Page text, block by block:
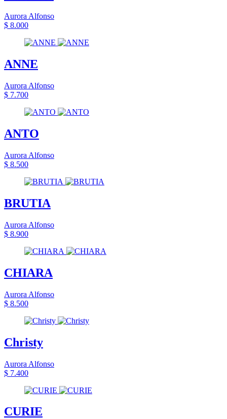
Aurora Alfonso
$ 8.000
ANNE
Aurora Alfonso
$ 7.700
ANTO
Aurora Alfonso
$ 8.500
BRUTIA
Aurora Alfonso
$ 8.900
CHIARA
Aurora Alfonso
$ 8.500
Christy
Aurora Alfonso
$ 7.400
CURIE